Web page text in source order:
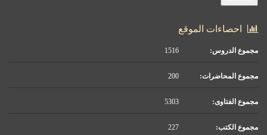
احصاءات الموقع
مجموع الدروس:
مجموع المحاضرات:
مجموع الفتاوى:
مجموع الكتب: